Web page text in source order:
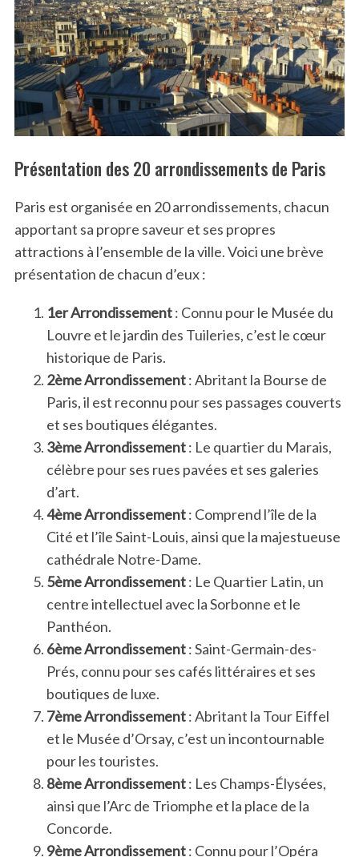
Présentation des 20 arrondissements de Paris
Paris est organisée en 20 arrondissements, chacun
apportant sa propre saveur et ses propres
attractions à l’ensemble de la ville. Voici une brève
présentation de chacun d’eux :
1er Arrondissement: Connu pour le Musée du
Louvre et le jardin des Tuileries, c’est le cœur
historique de Paris.
2ème Arrondissement: Abritant la Bourse de
Paris, il est reconnu pour ses passages couverts
et ses boutiques élégantes.
3ème Arrondissement: Le quartier du Marais,
célèbre pour ses rues pavées et ses galeries
d’art.
4ème Arrondissement: Comprend l’île de la
Cité et l’île Saint-Louis, ainsi que la majestueuse
cathédrale Notre-Dame.
5ème Arrondissement: Le Quartier Latin, un
centre intellectuel avec la Sorbonne et le
Panthéon.
6ème Arrondissement: Saint-Germain-des-
Prés, connu pour ses cafés littéraires et ses
boutiques de luxe.
7ème Arrondissement: Abritant la Tour Eiffel
et le Musée d’Orsay, c’est un incontournable
pour les touristes.
8ème Arrondissement: Les Champs-Élysées,
ainsi que l’Arc de Triomphe et la place de la
Concorde.
9ème Arrondissement: Connu pour l’Opéra